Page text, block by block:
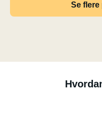
Se flere